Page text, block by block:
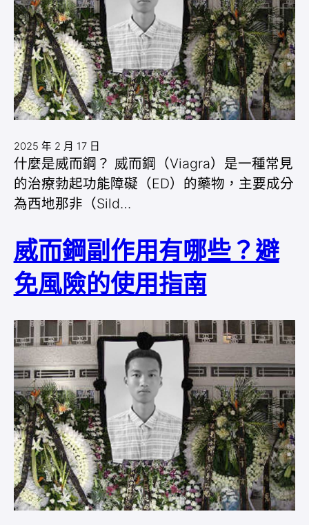
2025 年 2 月 17 日
什麼是威而鋼？ 威而鋼（Viagra）是一種常見
的治療勃起功能障礙（ED）的藥物，主要成分
為西地那非（Sild…
威而鋼副作用有哪些？避
免風險的使用指南